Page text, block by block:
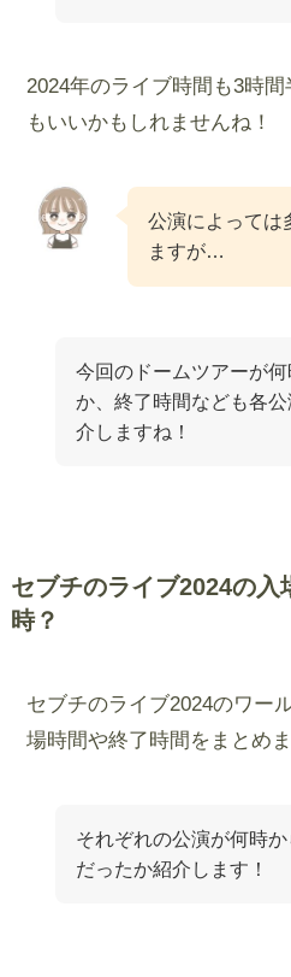
2024年のライブ時間も3時
もいいかもしれませんね！
公演によっては
ますが…
今回のドームツアーが
か、終了時間なども各
介しますね！
セブチのライブ2024の
時？
セブチのライブ2024のワー
場時間や終了時間をまとめま
それぞれの公演が何時
だったか紹介します！